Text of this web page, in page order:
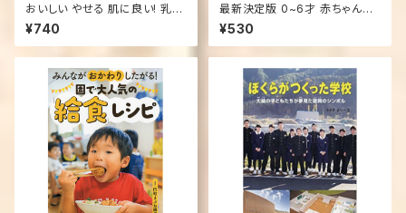
おいしい やせる 肌に良い! 乳酸
ベジタブルレシピ (タツミムック)
¥740
最新決定版 0~6才 赤ちゃんと
子どもの病気とホームケア (暮
らしの実用シリーズ) 大型本
¥530